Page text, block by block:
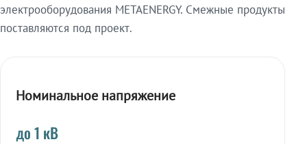
электрооборудования METAENERGY. Смежные продукты
поставляются под проект.
Номинальное напряжение
до 1 кВ